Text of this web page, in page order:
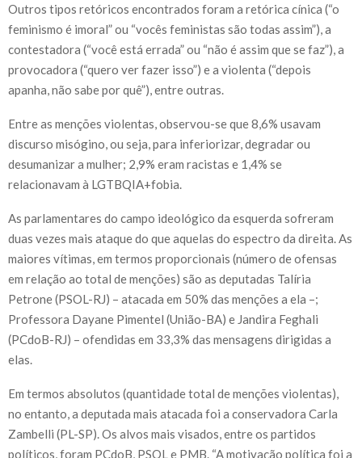
Outros tipos retóricos encontrados foram a retórica cínica (“o
feminismo é imoral” ou “vocês feministas são todas assim”), a
contestadora (“você está errada” ou “não é assim que se faz”), a
provocadora (“quero ver fazer isso”) e a violenta (“depois
apanha, não sabe por quê”), entre outras.
Entre as menções violentas, observou-se que 8,6% usavam
discurso misógino, ou seja, para inferiorizar, degradar ou
desumanizar a mulher; 2,9% eram racistas e 1,4% se
relacionavam à LGTBQIA+fobia.
As parlamentares do campo ideológico da esquerda sofreram
duas vezes mais ataque do que aquelas do espectro da direita. As
maiores vítimas, em termos proporcionais (número de ofensas
em relação ao total de menções) são as deputadas Talíria
Petrone (PSOL-RJ) – atacada em 50% das menções a ela –;
Professora Dayane Pimentel (União-BA) e Jandira Feghali
(PCdoB-RJ) – ofendidas em 33,3% das mensagens dirigidas a
elas.
Em termos absolutos (quantidade total de menções violentas),
no entanto, a deputada mais atacada foi a conservadora Carla
Zambelli (PL-SP). Os alvos mais visados, entre os partidos
políticos, foram PCdoB, PSOL e PMB. “A motivação política foi a